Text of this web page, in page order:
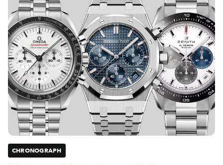
CHRONOGRAPH